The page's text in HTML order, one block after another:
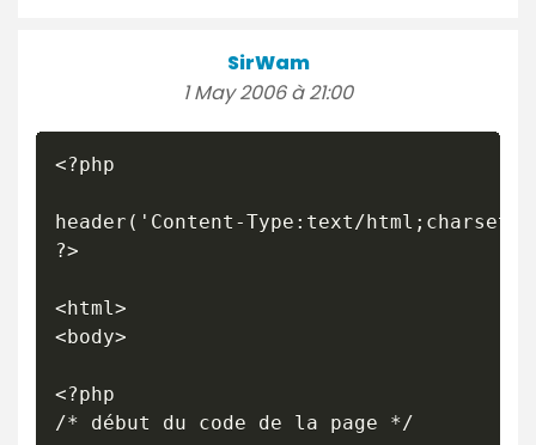
SirWam
1 May 2006 à 21:00
<?php
header('Content-Type:text/
?>
<html>
<body>
<?php
/* début du code de la page */